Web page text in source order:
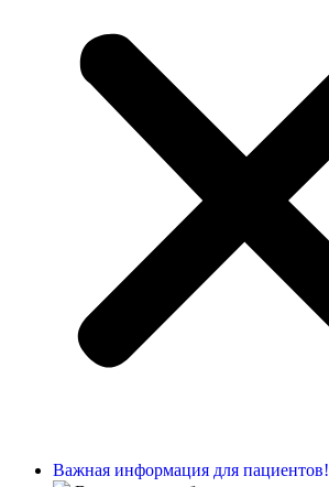
Важная информация для пациентов!